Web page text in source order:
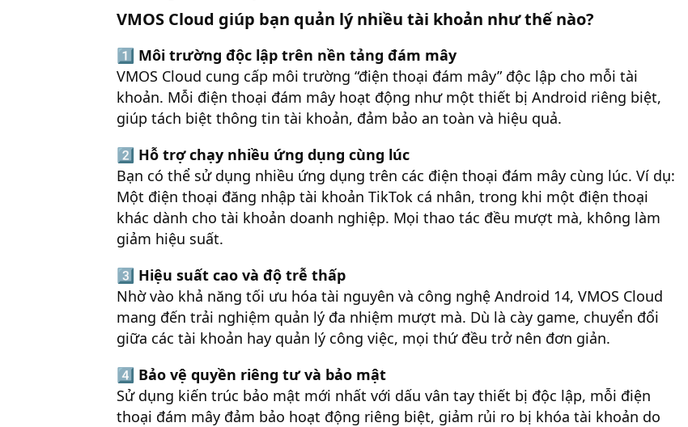
VMOS Cloud giúp bạn quản lý nhiều tài khoản như thế nào?
1️⃣ Môi trường độc lập trên nền tảng đám mây
VMOS Cloud cung cấp môi trường “điện thoại đám mây” độc lập cho mỗi tài
khoản. Mỗi điện thoại đám mây hoạt động như một thiết bị Android riêng biệt,
giúp tách biệt thông tin tài khoản, đảm bảo an toàn và hiệu quả.
2️⃣ Hỗ trợ chạy nhiều ứng dụng cùng lúc
Bạn có thể sử dụng nhiều ứng dụng trên các điện thoại đám mây cùng lúc. Ví dụ:
Một điện thoại đăng nhập tài khoản TikTok cá nhân, trong khi một điện thoại
khác dành cho tài khoản doanh nghiệp. Mọi thao tác đều mượt mà, không làm
giảm hiệu suất.
3️⃣ Hiệu suất cao và độ trễ thấp
Nhờ vào khả năng tối ưu hóa tài nguyên và công nghệ Android 14, VMOS Cloud
mang đến trải nghiệm quản lý đa nhiệm mượt mà. Dù là cày game, chuyển đổi
giữa các tài khoản hay quản lý công việc, mọi thứ đều trở nên đơn giản.
4️⃣ Bảo vệ quyền riêng tư và bảo mật
Sử dụng kiến trúc bảo mật mới nhất với dấu vân tay thiết bị độc lập, mỗi điện
thoại đám mây đảm bảo hoạt động riêng biệt, giảm rủi ro bị khóa tài khoản do